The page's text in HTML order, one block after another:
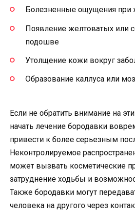
Болезненные ощущения при
Появление желтоватых или
подошве
Утолщение кожи вокруг
Образование каллуса или
Если не обратить внимание на
начать лечение бородавки
привести к более серьезным
Неконтролируемое
может вызвать косметические
затруднение ходьбы и
Также бородавки могут
человека на другого через